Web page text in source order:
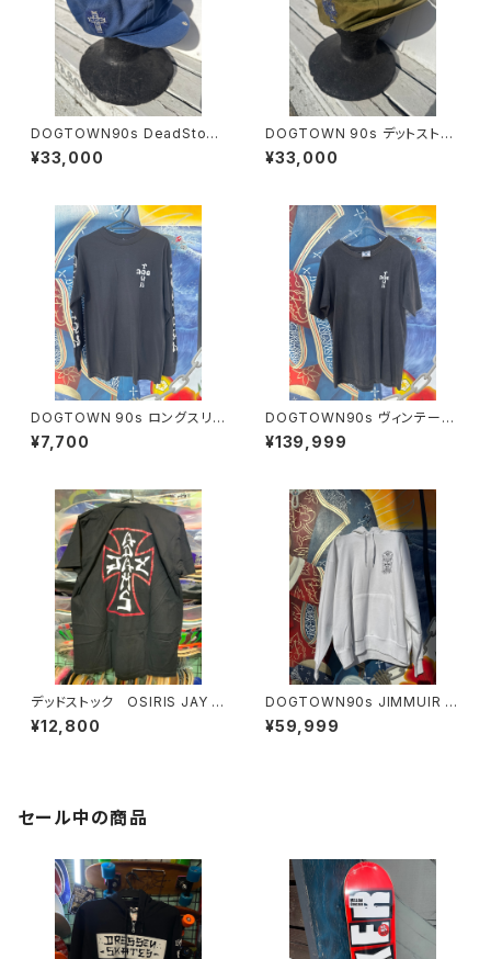
DOGTOWN90s DeadStock
USA ドックタウン デットストッ
ク キャスケット
¥33,000
DOGTOWN 90s デットストッ
クUSA オールタグ 90年代
品 キャスケット
¥33,000
DOGTOWN 90s ロングスリ
ーブ ドックタウン オールドス
クール
¥7,700
DOGTOWN90s ヴィンテー
ジ Tシャツ dogtown skat
eboards
¥139,999
デッドストック OSIRIS JAY A
DAMS
¥12,800
DOGTOWN90s JIMMUIR D
ESIGN SKATES デッドストッ
ク ヴィンテージ
¥59,999
セール中の商品